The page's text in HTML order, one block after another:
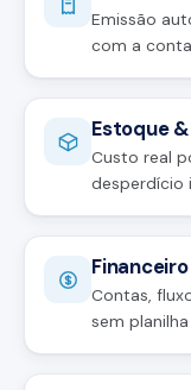
Emissão
com a
Estoque
Custo real
desperdício
Financeiro
Contas,
sem